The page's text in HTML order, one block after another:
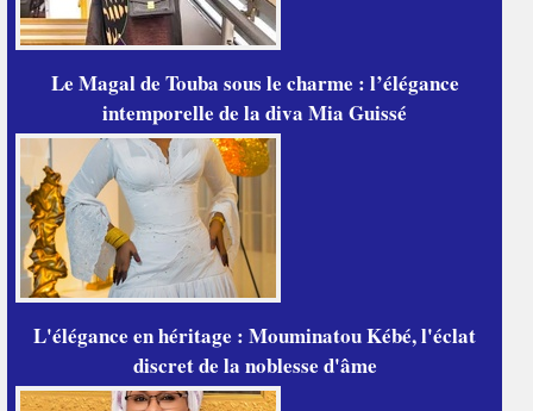
Le Magal de Touba sous le charme : l’élégance
intemporelle de la diva Mia Guissé
L'élégance en héritage : Mouminatou Kébé, l'éclat
discret de la noblesse d'âme